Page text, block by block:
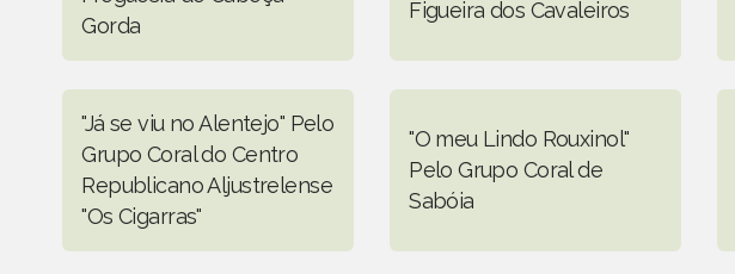
Gorda
Figueira dos Cavaleiros
"Já se viu no Alentejo" Pelo
Grupo Coral do Centro
Republicano Aljustrelense
"Os Cigarras"
"O meu Lindo Rouxinol"
Pelo Grupo Coral de
Sabóia